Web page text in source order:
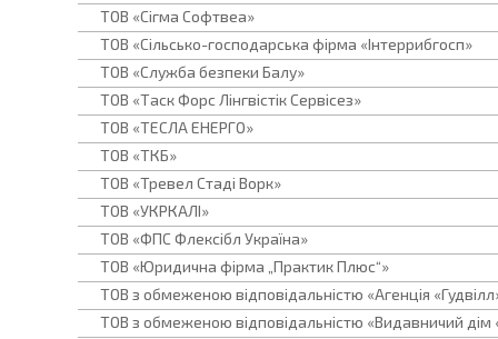
ТОВ «Сігма Софтвеа»
ТОВ «Сільсько-господарська фірма «Інтеррибгосп»
ТОВ «Служба безпеки Балу»
ТОВ «Таск Форс Лінгвістік Сервісез»
ТОВ «ТЕСЛА ЕНЕРГО»
ТОВ «ТКБ»
ТОВ «Тревел Стаді Ворк»
ТОВ «УКРКАЛІ»
ТОВ «ФПС Флексібл Україна»
ТОВ «Юридична фірма „Практик Плюс“»
ТОВ з обмеженою відповідальністю «Агенція
ТОВ з обмеженою відповідальністю «Видавничий дім